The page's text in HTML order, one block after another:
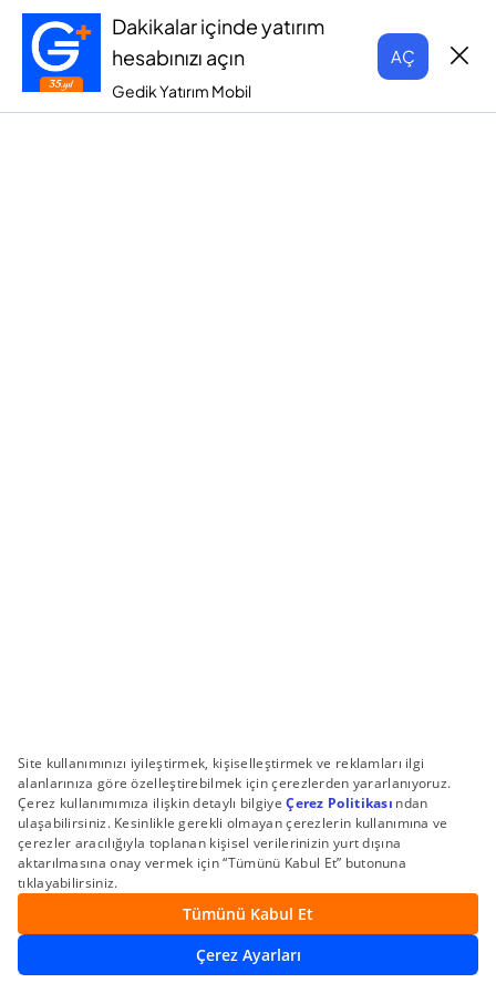
Dakikalar içinde yatırım
hesabınızı açın
Gedik Yatırım Mobil
AÇ